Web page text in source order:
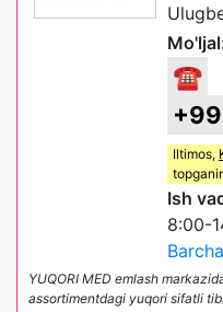
☎
Iltimos,
Ish
8:00-
YUQORI MED emlash
assortimentdagi yuqori sifatli